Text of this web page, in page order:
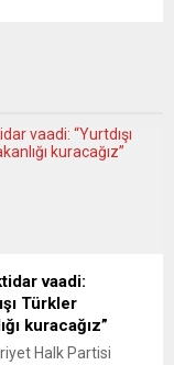
vaadi:
Türkler
kuracağız”
Halk Partisi